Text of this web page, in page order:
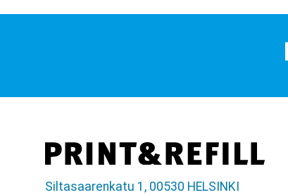
Siltasaarenkatu 1, 00530 HELSINKI